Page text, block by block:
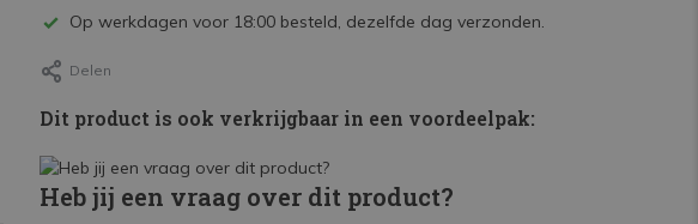
Op werkdagen voor 18:00 besteld, dezelfde dag verzonden.
Delen
Dit product is ook verkrijgbaar in een voordeelpak:
Heb jij een vraag over dit product?